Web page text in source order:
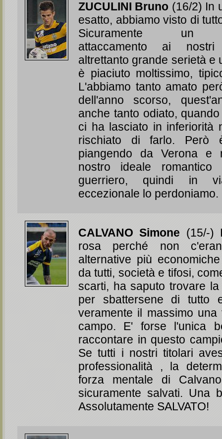
ZUCULINI Bruno (16/2) In
esatto, abbiamo visto di
Sicuramente un
attaccamento ai
altrettanto grande serietà e
è piaciuto moltissimo,
L'abbiamo tanto amato
dell'anno scorso,
anche tanto odiato,
ci ha lasciato in inferiorità
rischiato di farlo. Però
piangendo da Verona e
nostro ideale romantico
guerriero, quindi in
eccezionale lo perdoniamo.
CALVANO Simone (15/-)
rosa perché non
alternative più
da tutti, società e tifosi,
scarti, ha saputo trovare
per sbattersene di tutto
veramente il massimo
campo. E' forse l'unica
raccontare in questo
Se tutti i nostri titolari
professionalità , la
forza mentale di
sicuramente salvati. Una
Assolutamente SALVATO!